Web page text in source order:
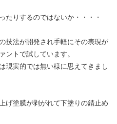
たりするのではないか・・・・
技法が開発され手軽にその表現が
ントで試しています。
現実的では無い様に思えてきまし
げ塗膜が剥がれて下塗りの錆止め